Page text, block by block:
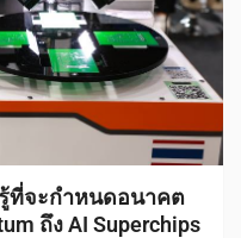
รู้ที่จะกำหนดอนาคต
ถึง AI Superchips